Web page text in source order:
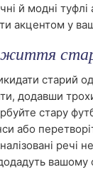
й модні туфлі
акцентом у
життя
старий
додавши
стару
або
речі
вашому